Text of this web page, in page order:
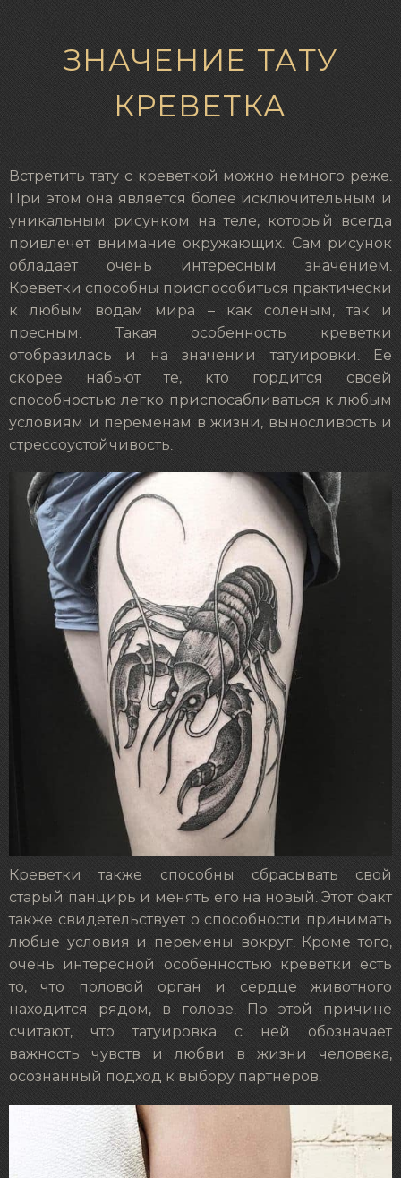
ЗНАЧЕНИЕ ТАТУ
КРЕВЕТКА
Встретить тату с креветкой можно немного реже.
При этом она является более исключительным и
уникальным рисунком на теле, который всегда
привлечет внимание окружающих. Сам рисунок
обладает очень интересным значением.
Креветки способны приспособиться практически
к любым водам мира – как соленым, так и
пресным. Такая особенность креветки
отобразилась и на значении татуировки. Ее
скорее набьют те, кто гордится своей
способностью легко приспосабливаться к любым
условиям и переменам в жизни, выносливость и
стрессоустойчивость.
Креветки также способны сбрасывать свой
старый панцирь и менять его на новый. Этот факт
также свидетельствует о способности принимать
любые условия и перемены вокруг. Кроме того,
очень интересной особенностью креветки есть
то, что половой орган и сердце животного
находится рядом, в голове. По этой причине
считают, что татуировка с ней обозначает
важность чувств и любви в жизни человека,
осознанный подход к выбору партнеров.